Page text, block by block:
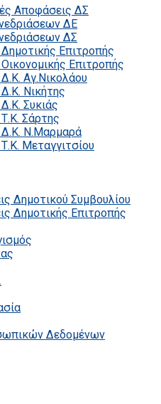
Αποφάσεις ΔΣ
ΔΕ
ΔΣ
Επιτροπής
Επιτροπής
Αγ.Νικολάου
Νικήτης
Συκιάς
Σάρτης
Ν.Μαρμαρά
Μεταγγιτσίου
Δημοτικού Συμβουλίου
Δημοτικής Επιτροπής
Δεδομένων